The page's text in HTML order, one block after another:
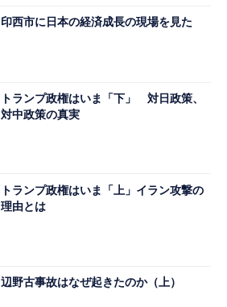
印西市に日本の経済成長の現場を見た
トランプ政権はいま「下」 対日政策、
対中政策の真実
トランプ政権はいま「上」イラン攻撃の
理由とは
辺野古事故はなぜ起きたのか（上）